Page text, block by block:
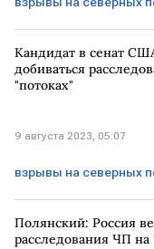
Газ
Кандидат в сенат
добиваться
"потоках"
9 августа 2023, 05:07
взрывы на северных
Газ Северный
Полянский: Россия
расследования ЧП